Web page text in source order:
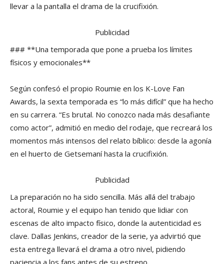
llevar a la pantalla el drama de la crucifixión.
Publicidad
### **Una temporada que pone a prueba los límites
físicos y emocionales**
Según confesó el propio Roumie en los K-Love Fan
Awards, la sexta temporada es “lo más difícil” que ha hecho
en su carrera. “Es brutal. No conozco nada más desafiante
como actor”, admitió en medio del rodaje, que recreará los
momentos más intensos del relato bíblico: desde la agonía
en el huerto de Getsemaní hasta la crucifixión.
Publicidad
La preparación no ha sido sencilla. Más allá del trabajo
actoral, Roumie y el equipo han tenido que lidiar con
escenas de alto impacto físico, donde la autenticidad es
clave. Dallas Jenkins, creador de la serie, ya advirtió que
esta entrega llevará el drama a otro nivel, pidiendo